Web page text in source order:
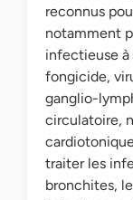
reconnus
notamment
infectieuse à
fongicide,
ganglio-
circulatoire,
traiter les
bronchites,